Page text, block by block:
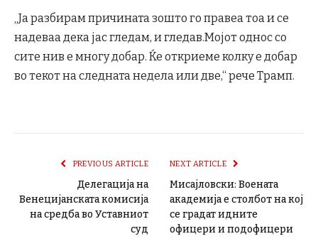
„Ја разбирам причината зошто го правеа тоа и се
надеваа дека јас гледам, и гледав.Мојот однос со
сите нив е многу добар. Ќе откриеме колку е добар
во текот на следната недела или две,“ рече Трамп.
PREVIOUS ARTICLE
Делегација на
Венецијанската комисија
на средба во Уставниот
суд
NEXT ARTICLE
Мисајловски: Воената
академија е столбот на кој
се градат идните
офицери и подофицери